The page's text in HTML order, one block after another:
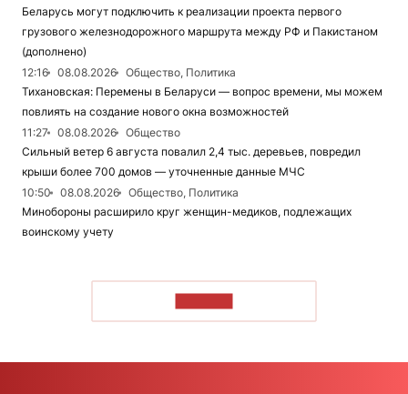
Беларусь могут подключить к реализации проекта первого
грузового железнодорожного маршрута между РФ и Пакистаном
(дополнено)
12:16
08.08.2026
Общество, Политика
Тихановская: Перемены в Беларуси — вопрос времени, мы можем
повлиять на создание нового окна возможностей
11:27
08.08.2026
Общество
Сильный ветер 6 августа повалил 2,4 тыс. деревьев, повредил
крыши более 700 домов — уточненные данные МЧС
10:50
08.08.2026
Общество, Политика
Минобороны расширило круг женщин-медиков, подлежащих
воинскому учету